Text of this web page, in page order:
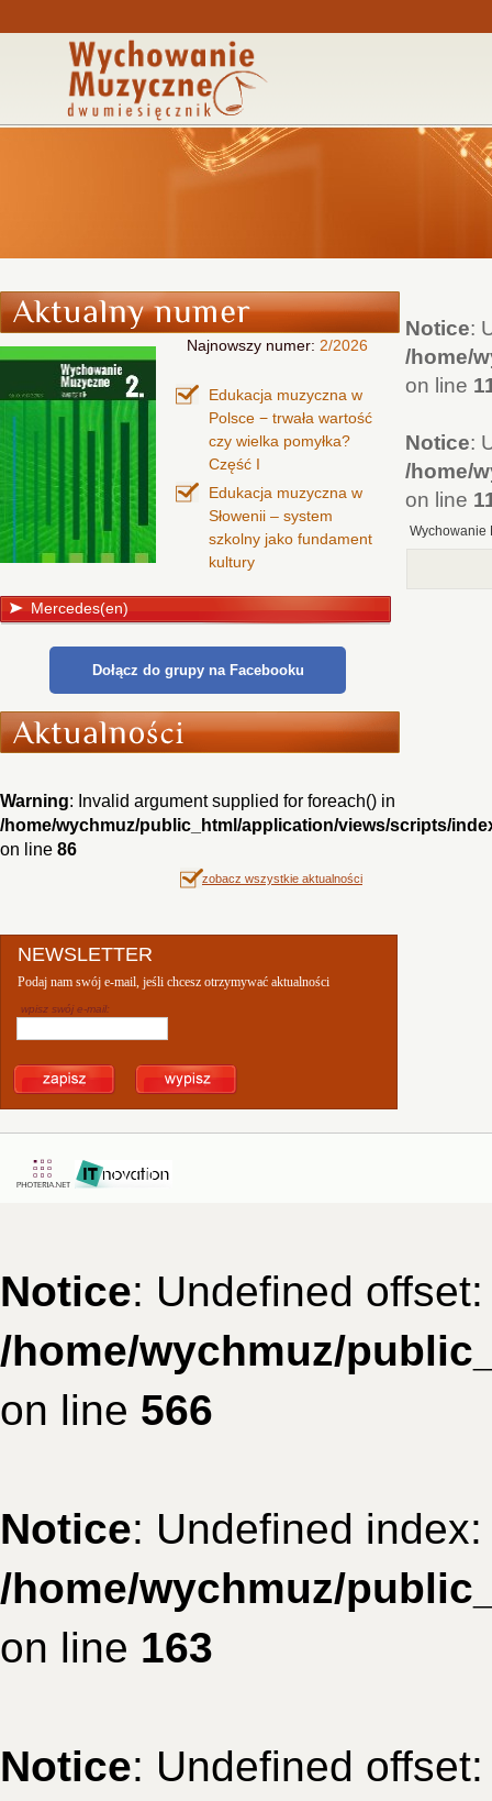
Najnowszy numer: 2/2026
Edukacja muzyczna w
Polsce − trwała wartość
czy wielka pomyłka?
Część I
Edukacja muzyczna w
Słowenii – system
szkolny jako fundament
kultury
Mercedes(en)
Dołącz do grupy na Facebooku
Warning: Invalid argument supplied for foreach() in
/home/wychmuz/public_html/application/views/scripts/
on line 86
zobacz wszystkie aktualności
NEWSLETTER
Podaj nam swój e-mail, jeśli chcesz otrzymywać aktualności
wpisz swój e-mail:
Notice:
/home/
on line
Notice:
/home/
on line
Wychowanie
Notice: Undefined
/home/wychmuz/
on line 566
Notice: Undefined
/home/wychmuz/
on line 163
Notice: Undefined